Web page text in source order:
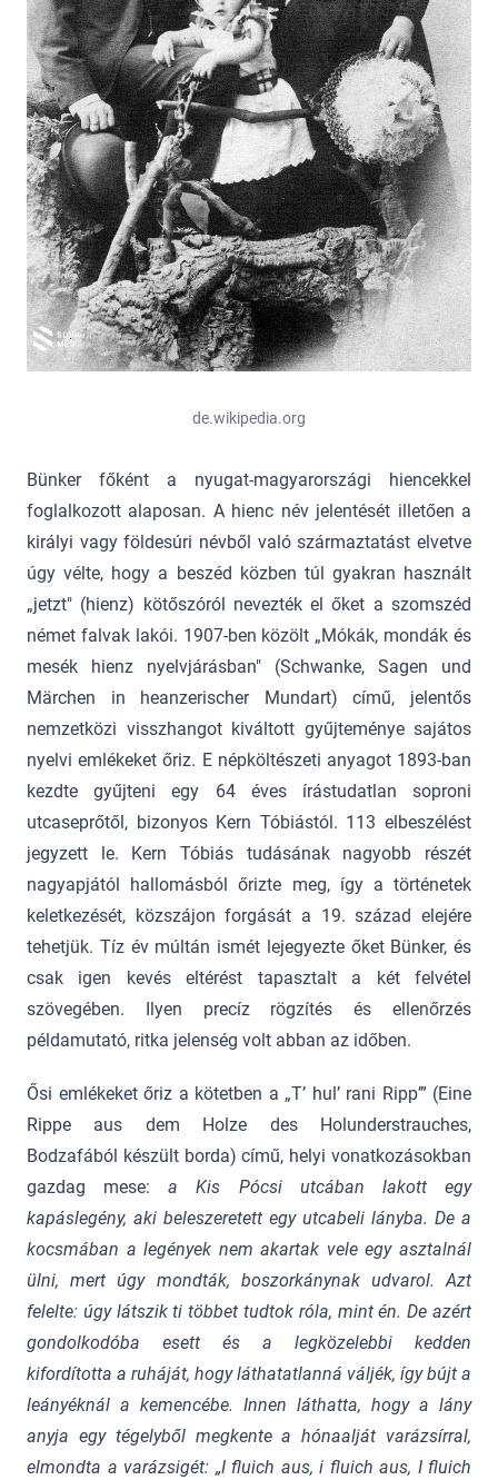
de.wikipedia.org
Bünker főként a nyugat-magyarországi hiencekkel
foglalkozott alaposan. A hienc név jelentését illetően a
királyi vagy földesúri névből való származtatást elvetve
úgy vélte, hogy a beszéd közben túl gyakran használt
„jetzt" (hienz) kötőszóról nevezték el őket a szomszéd
német falvak lakói. 1907-ben közölt „Mókák, mondák és
mesék hienz nyelvjárásban" (Schwanke, Sagen und
Märchen in heanzerischer Mundart) című, jelentős
nemzetközi visszhangot kiváltott gyűjteménye sajátos
nyelvi emlékeket őriz. E népköltészeti anyagot 1893-ban
kezdte gyűjteni egy 64 éves írástudatlan soproni
utcaseprőtől, bizonyos Kern Tóbiástól. 113 elbeszélést
jegyzett le. Kern Tóbiás tudásának nagyobb részét
nagyapjától hallomásból őrizte meg, így a történetek
keletkezését, közszájon forgását a 19. század elejére
tehetjük. Tíz év múltán ismét lejegyezte őket Bünker, és
csak igen kevés eltérést tapasztalt a két felvétel
szövegében. Ilyen precíz rögzítés és ellenőrzés
példamutató, ritka jelenség volt abban az időben.
Ősi emlékeket őriz a kötetben a „T’ hul’ rani Ripp’” (Eine
Rippe aus dem Holze des Holunderstrauches,
Bodzafából készült borda) című, helyi vonatkozásokban
gazdag mese:a Kis Pócsi utcában lakott egy
kapáslegény, aki beleszeretett egy utcabeli lányba. De a
kocsmában a legények nem akartak vele egy asztalnál
ülni, mert úgy mondták, boszorkánynak udvarol. Azt
felelte: úgy látszik ti többet tudtok róla, mint én. De azért
gondolkodóba esett és a legközelebbi kedden
kifordította a ruháját, hogy láthatatlanná váljék, így bújt a
leányéknál a kemencébe. Innen láthatta, hogy a lány
anyja egy tégelyből megkente a hónaalját varázsírral,
elmondta a varázsigét: „I fluich aus, i fluich aus, I fluich